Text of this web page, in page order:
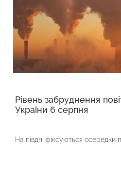
Рівень забруднення
України 6 серпня
На півдні фіксуються осередки